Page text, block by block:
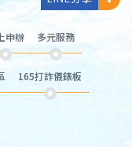
申辦 多元服務
165打詐儀錶板